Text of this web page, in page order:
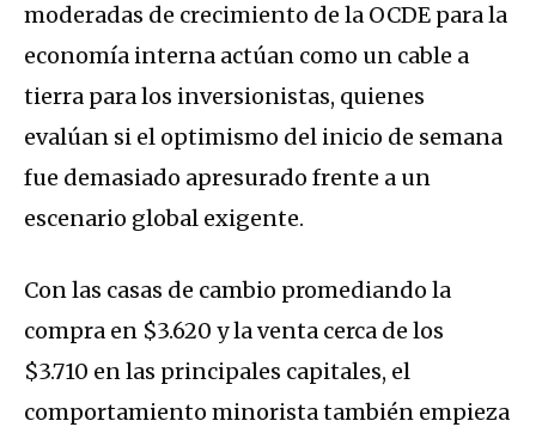
moderadas de crecimiento de la OCDE para la
economía interna actúan como un cable a
tierra para los inversionistas, quienes
evalúan si el optimismo del inicio de semana
fue demasiado apresurado frente a un
escenario global exigente.
Con las casas de cambio promediando la
compra en $3.620 y la venta cerca de los
$3.710 en las principales capitales, el
comportamiento minorista también empieza